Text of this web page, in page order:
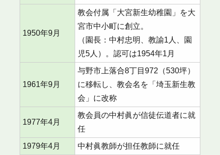
1950年9月
教会付属「大宮新生幼稚園」を大
宮市中小町に創立。
（園長：中村忠明、教諭1人、園
児5人）。認可は1954年1月
1961年9月
与野市上落合8丁目972（530坪）
に移転し、教会名を「埼玉新生教
会」に改称
1977年4月
教会員の中村眞が信徒伝道者に就
任
1979年4月 中村眞教師が担任教師に就任